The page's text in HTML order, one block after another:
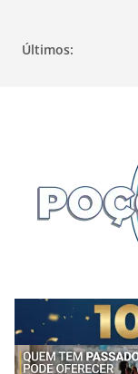
Últimos: